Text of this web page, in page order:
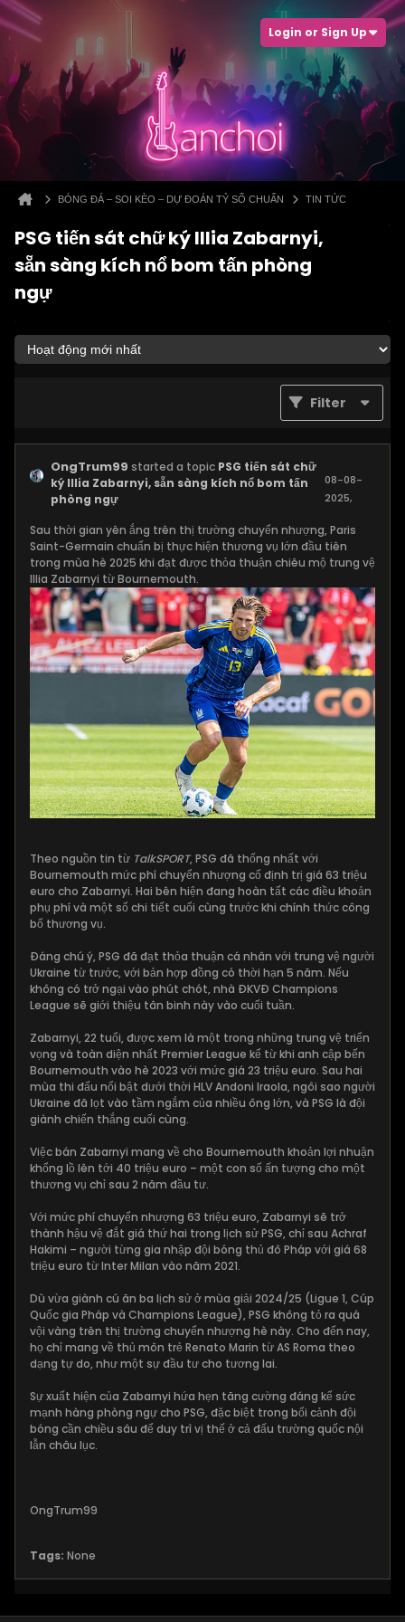
Login or Sign Up
BÓNG ĐÁ – SOI KÈO – DỰ ĐOÁN TỶ SỐ CHUẨN TIN TỨC
PSG tiến sát chữ ký Illia Zabarnyi,
sẵn sàng kích nổ bom tấn phòng
ngự
Filter
OngTrum99 started a topic PSG tiến sát chữ
ký Illia Zabarnyi, sẵn sàng kích nổ bom tấn
phòng ngự
08-08-
2025,
Sau thời gian yên ắng trên thị trường chuyển nhượng, Paris
Saint-Germain chuẩn bị thực hiện thương vụ lớn đầu tiên
trong mùa hè 2025 khi đạt được thỏa thuận chiêu mộ trung vệ
Illia Zabarnyi từ Bournemouth.
Theo nguồn tin từ TalkSPORT, PSG đã thống nhất với
Bournemouth mức phí chuyển nhượng cố định trị giá 63 triệu
euro cho Zabarnyi. Hai bên hiện đang hoàn tất các điều khoản
phụ phí và một số chi tiết cuối cùng trước khi chính thức công
bố thương vụ.
Đáng chú ý, PSG đã đạt thỏa thuận cá nhân với trung vệ người
Ukraine từ trước, với bản hợp đồng có thời hạn 5 năm. Nếu
không có trở ngại vào phút chót, nhà ĐKVĐ Champions
League sẽ giới thiệu tân binh này vào cuối tuần.
Zabarnyi, 22 tuổi, được xem là một trong những trung vệ triển
vọng và toàn diện nhất Premier League kể từ khi anh cập bến
Bournemouth vào hè 2023 với mức giá 23 triệu euro. Sau hai
mùa thi đấu nổi bật dưới thời HLV Andoni Iraola, ngôi sao người
Ukraine đã lọt vào tầm ngắm của nhiều ông lớn, và PSG là đội
giành chiến thắng cuối cùng.
Việc bán Zabarnyi mang về cho Bournemouth khoản lợi nhuận
khổng lồ lên tới 40 triệu euro – một con số ấn tượng cho một
thương vụ chỉ sau 2 năm đầu tư.
Với mức phí chuyển nhượng 63 triệu euro, Zabarnyi sẽ trở
thành hậu vệ đắt giá thứ hai trong lịch sử PSG, chỉ sau Achraf
Hakimi – người từng gia nhập đội bóng thủ đô Pháp với giá 68
triệu euro từ Inter Milan vào năm 2021.
Dù vừa giành cú ăn ba lịch sử ở mùa giải 2024/25 (Ligue 1, Cúp
Quốc gia Pháp và Champions League), PSG không tỏ ra quá
vội vàng trên thị trường chuyển nhượng hè này. Cho đến nay,
họ chỉ mang về thủ môn trẻ Renato Marin từ AS Roma theo
dạng tự do, như một sự đầu tư cho tương lai.
Sự xuất hiện của Zabarnyi hứa hẹn tăng cường đáng kể sức
mạnh hàng phòng ngự cho PSG, đặc biệt trong bối cảnh đội
bóng cần chiều sâu để duy trì vị thế ở cả đấu trường quốc nội
lẫn châu lục.
OngTrum99
Tags: None